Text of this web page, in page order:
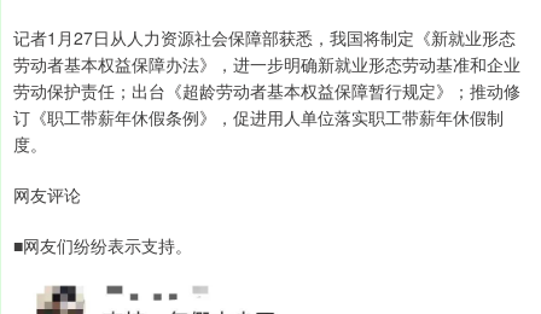
记者1月27日从人力资源社会保障部获悉，我国将制定《新就业形态
劳动者基本权益保障办法》，进一步明确新就业形态劳动基准和企业
劳动保护责任；出台《超龄劳动者基本权益保障暂行规定》；推动修
订《职工带薪年休假条例》，促进用人单位落实职工带薪年休假制
度。
网友评论
■网友们纷纷表示支持。